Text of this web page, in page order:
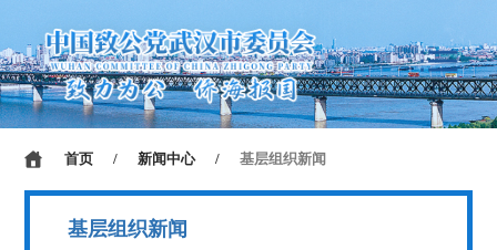
首页 / 新闻中心 / 基层组织新闻
基层组织新闻